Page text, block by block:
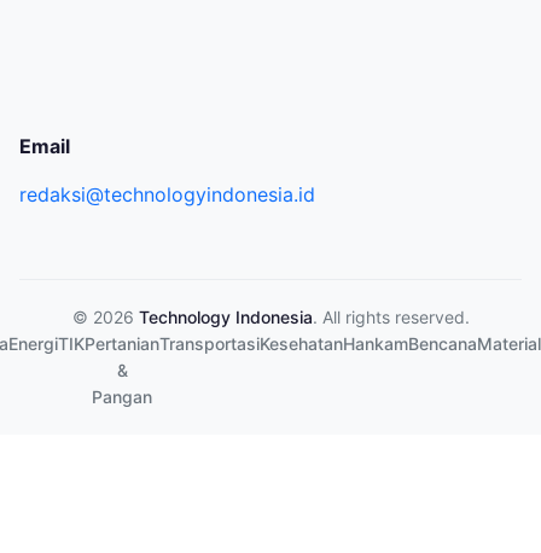
Email
redaksi@technologyindonesia.id
© 2026 Technology Indonesia. All rights reserved.
EnergiTIKPertanian
&
Pangan
TransportasiKesehatanHankamBencanaMaterial